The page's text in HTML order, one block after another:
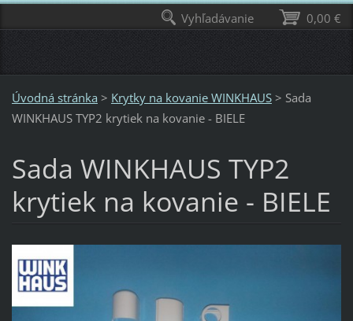
Úvodná stránka > Krytky na kovanie WINKHAUS > Sada
WINKHAUS TYP2 krytiek na kovanie - BIELE
Sada WINKHAUS TYP2
krytiek na kovanie - BIELE
0,00 €
Vyhľadávanie